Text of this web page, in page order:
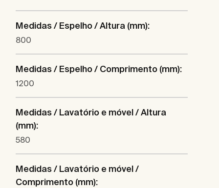
Medidas / Espelho / Altura (mm):
800
Medidas / Espelho / Comprimento (mm):
1200
Medidas / Lavatório e móvel / Altura
(mm):
580
Medidas / Lavatório e móvel /
Comprimento (mm):